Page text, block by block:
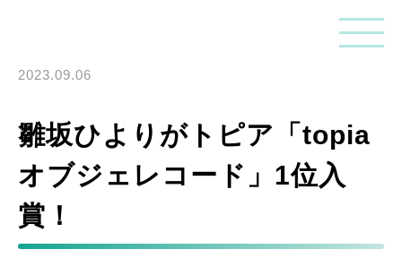
2023.09.06
雛坂ひよりがトピア「topia
オブジェレコード」1位入
賞！